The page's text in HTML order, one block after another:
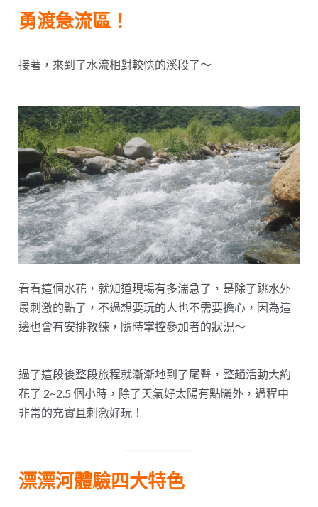
勇渡急流區！
接著，來到了水流相對較快的溪段了～
看看這個水花，就知道現場有多湍急了，是除了跳水外
最刺激的點了，不過想要玩的人也不需要擔心，因為這
邊也會有安排教練，隨時掌控參加者的狀況～
過了這段後整段旅程就漸漸地到了尾聲，整趟活動大約
花了 2~2.5 個小時，除了天氣好太陽有點曬外，過程中
非常的充實且刺激好玩！
漂漂河體驗四大特色